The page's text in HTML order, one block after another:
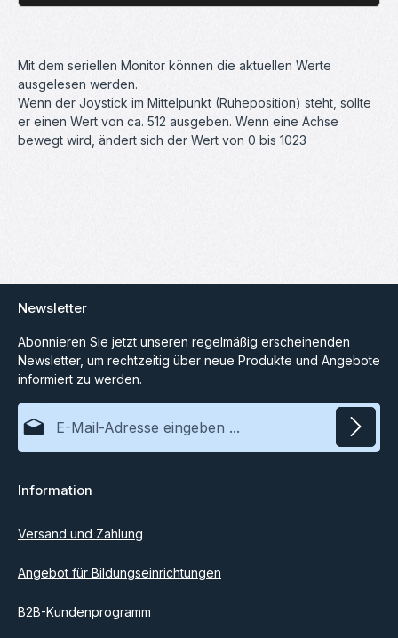
Mit dem seriellen Monitor können die aktuellen Werte
ausgelesen werden.
Wenn der Joystick im Mittelpunkt (Ruheposition) steht, sollte
er einen Wert von ca. 512 ausgeben. Wenn eine Achse
bewegt wird, ändert sich der Wert von 0 bis 1023
Newsletter
Abonnieren Sie jetzt unseren regelmäßig erscheinenden
Newsletter, um rechtzeitig über neue Produkte und Angebote
informiert zu werden.
E-Mail-Adresse*
Ich habe dieDatenschutzbestimmungen
einverstanden.
Information
Versand und Zahlung
Angebot für Bildungseinrichtungen
B2B-Kundenprogramm